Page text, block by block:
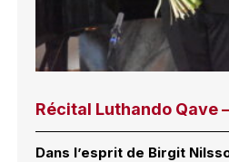
Récital Luthando Qave
Dans l’esprit de Birgit